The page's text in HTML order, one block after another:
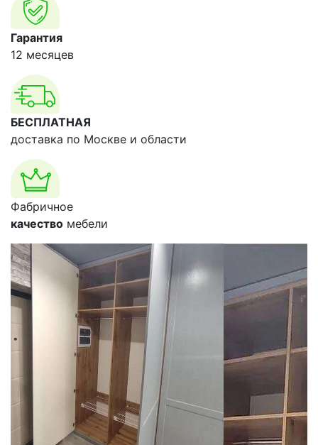
Гарантия
12 месяцев
БЕСПЛАТНАЯ
доставка по Москве и области
Фабричное
качество мебели